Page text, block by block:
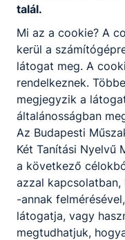
talál.
Mi az a cookie? A
kerül a
látogat meg. A
rendelkeznek.
megjegyzik a
általánosságban
Az Budapesti
Két Tanítási Nyelvű
a következő
azzal kapcsolatban,
-annak
látogatja, vagy
megtudhatjuk,